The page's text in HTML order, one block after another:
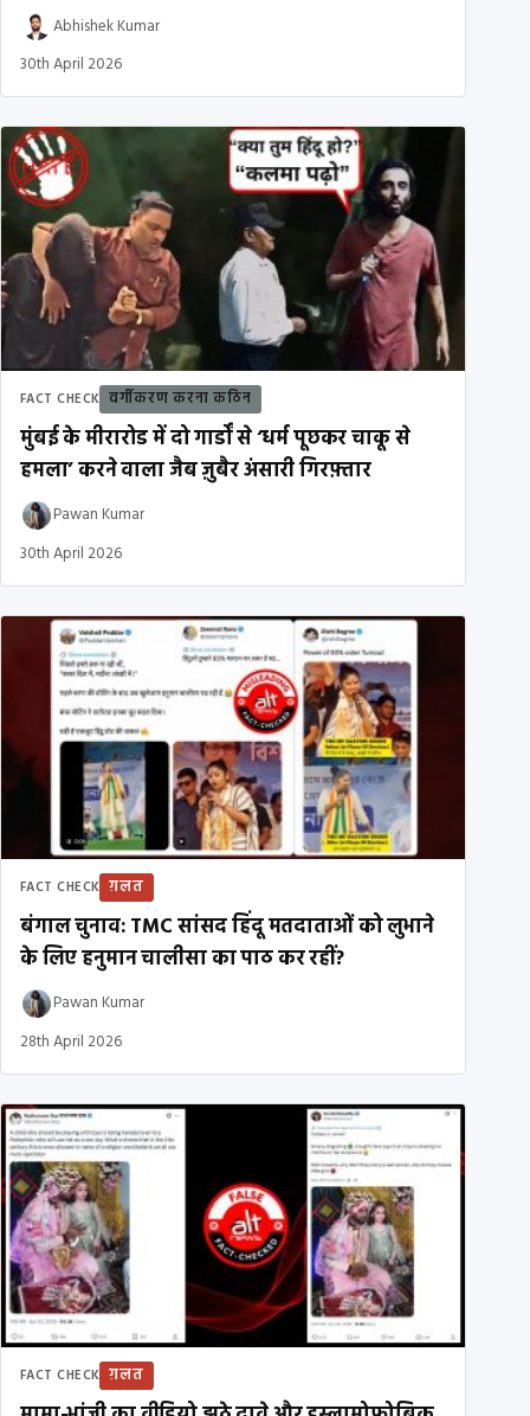
Abhishek Kumar
30th April 2026
FACT CHECK वर्गीकरण करना कठिन
मुंबई के मीरारोड में दो गार्डों से ‘धर्म पूछकर चाकू से
हमला’ करने वाला जैब ज़ुबैर अंसारी गिरफ़्तार
Pawan Kumar
30th April 2026
FACT CHECK ग़लत
बंगाल चुनाव: TMC सांसद हिंदू मतदाताओं को लुभाने
के लिए हनुमान चालीसा का पाठ कर रहीं?
Pawan Kumar
28th April 2026
FACT CHECK ग़लत